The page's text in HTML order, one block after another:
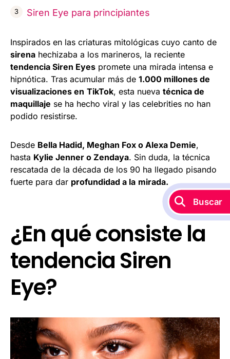
Siren Eye para principiantes
Inspirados en las criaturas mitológicas cuyo canto de
sirena hechizaba a los marineros, la reciente
tendencia Siren Eyes promete una mirada intensa e
hipnótica. Tras acumular más de 1.000 millones de
visualizaciones en TikTok, esta nueva técnica de
maquillaje se ha hecho viral y las celebrities no han
podido resistirse.
Desde Bella Hadid, Meghan Fox o Alexa Demie,
hasta Kylie Jenner o Zendaya. Sin duda, la técnica
rescatada de la década de los 90 ha llegado pisando
fuerte para dar profundidad a la mirada.
¿En qué consiste la
tendencia Siren
Eye?
Buscar